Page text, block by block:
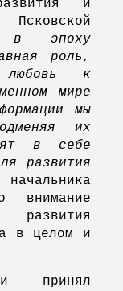
и
в эпоху
роль,
любовь к
мире
мы
их
в себе
развития
внимание
в целом и
принял